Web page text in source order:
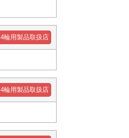
4輪用製品取扱店
4輪用製品取扱店